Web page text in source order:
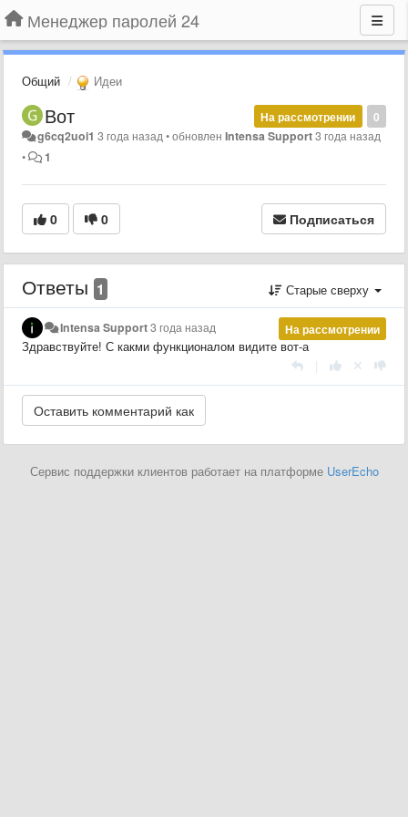
Менеджер паролей 24
Общий Идеи
0
На рассмотрении
Вот
g6cq2uoi1 3 года назад •обновленIntensa Support3 года назад
•
1
0 0 Подписаться
Ответы 1 Старые сверху
На рассмотрении
Intensa Support3 года назад
Здравствуйте! С какми функционалом видите вот-а
Сервис поддержки клиентов работает на платформе UserEcho